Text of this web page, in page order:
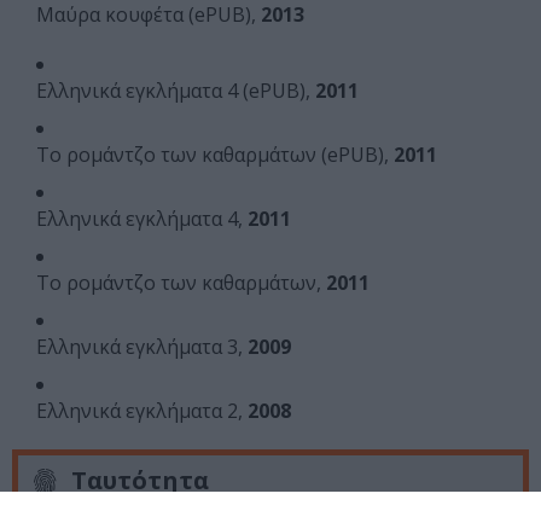
Μαύρα κουφέτα (ePUB), 2013
Ελληνικά εγκλήματα 4 (ePUB), 2011
Το ρομάντζο των καθαρμάτων (ePUB), 2011
Ελληνικά εγκλήματα 4, 2011
Το ρομάντζο των καθαρμάτων, 2011
Ελληνικά εγκλήματα 3, 2009
Ελληνικά εγκλήματα 2, 2008
Ταυτότητα